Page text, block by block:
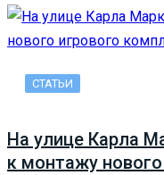
СТАТЬИ
На улице Карла
к монтажу